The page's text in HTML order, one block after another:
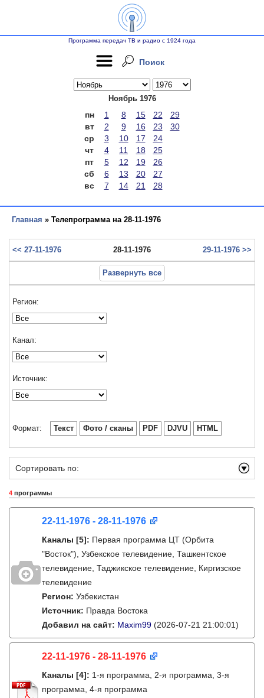
Программа передач ТВ и радио с 1924 года
Поиск
Ноябрь 1976
пн 1 8 15 22
29
вт
2 9 16 23
30
ср
3 10 17
24
чт
4 11 18
25
пт
5 12 19
26
сб
6 13 20
27
вс
7 14 21 28
Главная » Телепрограмма на 28-11-1976
<< 27-11-1976 28-11-1976 29-11-1976 >>
Развернуть все
Регион:
Канал:
Источник:
Формат: Текст Фото / сканы PDF DJVU HTML
Сортировать по:
4 программы
22-11-1976 - 28-11-1976
Каналы [5]: Первая программа ЦТ (Орбита
"Восток"), Узбекское телевидение, Ташкентское
телевидение, Таджикское телевидение, Киргизское
телевидение
Регион: Узбекистан
Источник: Правда Востока
Добавил на сайт: Maxim99 (2026-07-21 21:00:01)
22-11-1976 - 28-11-1976
Каналы [4]: 1-я программа, 2-я программа, 3-я
программа, 4-я программа